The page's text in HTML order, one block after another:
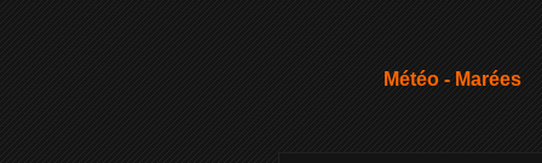
Météo - Marées